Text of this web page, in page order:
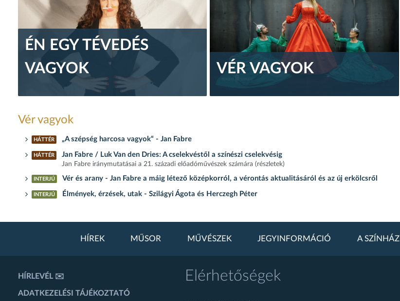
ÉN EGY TÉVEDÉS
VAGYOK
VÉR VAGYOK
Vér vagyok
HÁTTÉR „A szépség harcosa vagyok“ - Jan Fabre
HÁTTÉR Jan Fabre / Luk Van den Dries: A cselekvéstől a színészi cselekvésig
Jan Fabre iránymutatásai a 21. századi előadóművészek számára (részletek)
INTERJÚ Vér és arany - Jan Fabre a máig létező középkorról, a vérontás aktualitásáról és az új erkölcsről
INTERJÚ Élmények, érzések, utak - Szilágyi Ágota és Herczegh Péter
HÍREK MŰSOR MŰVÉSZEK JEGYINFORMÁCIÓ A SZÍNHÁZ
HÍRLEVÉL ✉️
ADATKEZELÉSI TÁJÉKOZTATÓ
Elérhetőségek